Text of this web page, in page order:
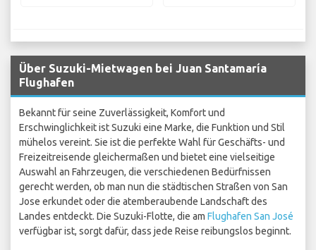
Über Suzuki-Mietwagen bei Juan Santamaría
Flughafen
Bekannt für seine Zuverlässigkeit, Komfort und
Erschwinglichkeit ist Suzuki eine Marke, die Funktion und Stil
mühelos vereint. Sie ist die perfekte Wahl für Geschäfts- und
Freizeitreisende gleichermaßen und bietet eine vielseitige
Auswahl an Fahrzeugen, die verschiedenen Bedürfnissen
gerecht werden, ob man nun die städtischen Straßen von San
Jose erkundet oder die atemberaubende Landschaft des
Landes entdeckt. Die Suzuki-Flotte, die am Flughafen San José
verfügbar ist, sorgt dafür, dass jede Reise reibungslos beginnt.